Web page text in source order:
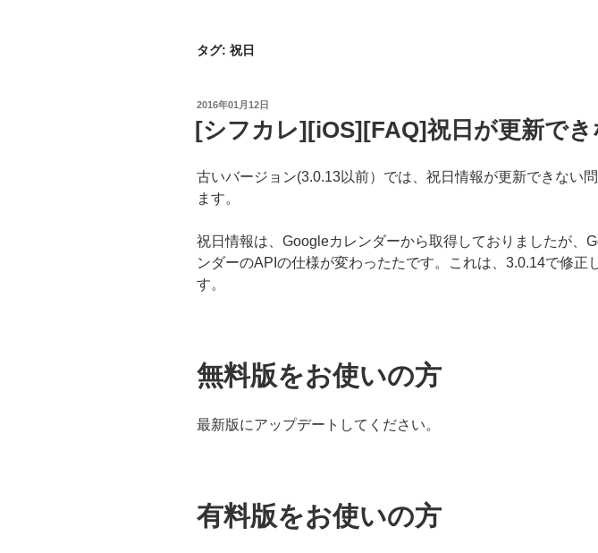
タグ: 祝日
投
日:
2016年01月12日
[シフカレ][iOS][FAQ]祝日が更新でき
古いバージョン(3.0.13以前）では、祝日情報が更新できない
ます。
祝日情報は、Googleカレンダーから取得しておりましたが、
ンダーのAPIの仕様が変わったたです。これは、3.0.14で修正
す。
無料版をお使いの方
最新版にアップデートしてください。
有料版をお使いの方